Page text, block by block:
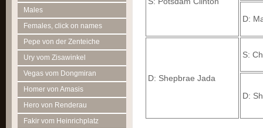
Males
Females, click on names
Pepe von der Zenteiche
Ury vom Zisawinkel
Vegas vom Dongmiran
Homer von Amasis
Hero von Renderau
Fakir vom Heinrichplatz
D:
D: Shepbrae Jada
S:
D: